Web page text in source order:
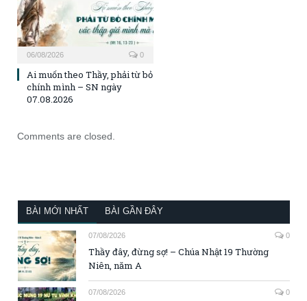
06/08/2026 0
Ai muốn theo Thầy, phải từ bỏ
chính mình – SN ngày
07.08.2026
Comments are closed.
BÀI MỚI NHẤT BÀI GẦN ĐÂY
07/08/2026 0
Thầy đây, đừng sợ! – Chúa Nhật 19 Thường
Niên, năm A
07/08/2026 0